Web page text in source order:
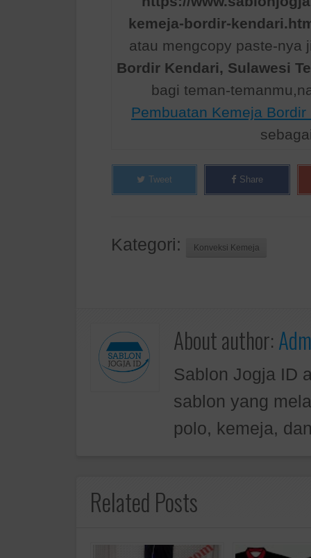
kemeja-bordir-
atau mengcopy paste-nya
Bordir Kendari, Sulawesi
bagi teman-
Pembuatan Kemeja
Tweet Share
Kategori: Konveksi Kemeja
About author:
Sablon Jogja ID
sablon yang
polo, kemeja,
Related Posts